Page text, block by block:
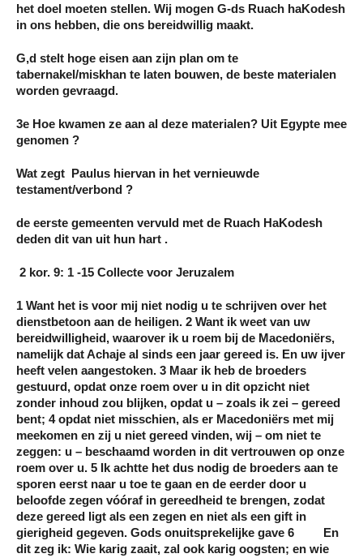
het doel moeten stellen. Wij mogen G-ds Ruach haKodesh
in ons hebben, die ons bereidwillig maakt.
G,d stelt hoge eisen aan zijn plan om te
tabernakel/miskhan te laten bouwen, de beste materialen
worden gevraagd.
3e Hoe kwamen ze aan al deze materialen? Uit Egypte mee
genomen ?
Wat zegt Paulus hiervan in het vernieuwde
testament/verbond ?
de eerste gemeenten vervuld met de Ruach HaKodesh
deden dit van uit hun hart .
2 kor. 9: 1 -15 Collecte voor Jeruzalem
1 Want het is voor mij niet nodig u te schrijven over het
dienstbetoon aan de heiligen. 2 Want ik weet van uw
bereidwilligheid, waarover ik u roem bij de Macedoniërs,
namelijk dat Achaje al sinds een jaar gereed is. En uw ijver
heeft velen aangestoken. 3 Maar ik heb de broeders
gestuurd, opdat onze roem over u in dit opzicht niet
zonder inhoud zou blijken, opdat u – zoals ik zei – gereed
bent; 4 opdat niet misschien, als er Macedoniërs met mij
meekomen en zij u niet gereed vinden, wij – om niet te
zeggen: u – beschaamd worden in dit vertrouwen op onze
roem over u. 5 Ik achtte het dus nodig de broeders aan te
sporen eerst naar u toe te gaan en de eerder door u
beloofde zegen vóóraf in gereedheid te brengen, zodat
deze gereed ligt als een zegen en niet als een gift in
gierigheid gegeven. Gods onuitsprekelijke gave 6 En
dit zeg ik: Wie karig zaait, zal ook karig oogsten; en wie